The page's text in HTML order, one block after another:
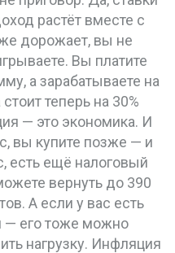
растёт вместе с
дорожает, вы не
Вы платите
а зарабатываете на
теперь на 30%
— это экономика. И
вы купите позже — и
есть ещё налоговый
вернуть до 390
А если у вас есть
— его тоже можно
нагрузку. Инфляция